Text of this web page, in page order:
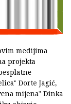
medijima
projekta
Dorte Jagić,
mijena" Dinka